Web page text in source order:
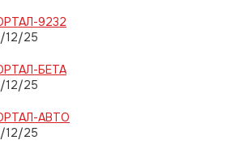
9232
12/25
БЕТА
12/25
АВТО
12/25